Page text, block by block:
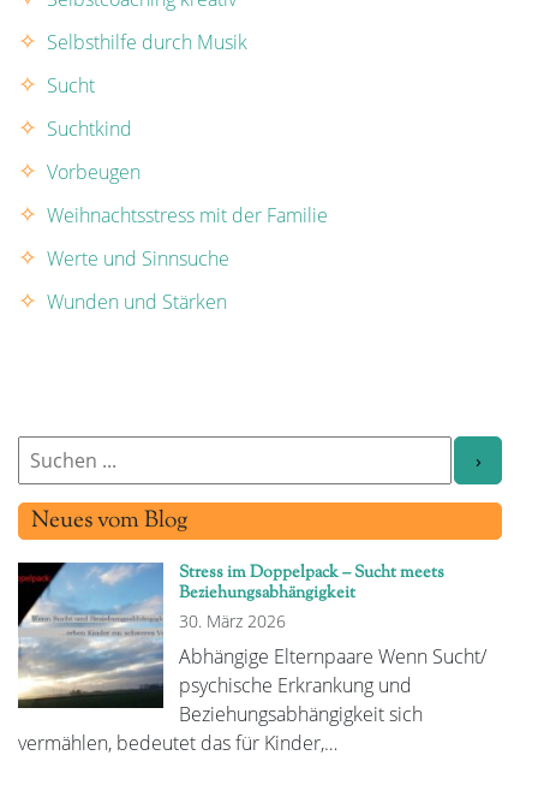
Selbsthilfe durch Musik
Sucht
Suchtkind
Vorbeugen
Weihnachtsstress mit der Familie
Werte und Sinnsuche
Wunden und Stärken
Neues vom Blog
Stress im Doppelpack – Sucht meets
Beziehungsabhängigkeit
30. März 2026
Abhängige Elternpaare Wenn Sucht/
psychische Erkrankung und
Beziehungsabhängigkeit sich
vermählen, bedeutet das für Kinder,…